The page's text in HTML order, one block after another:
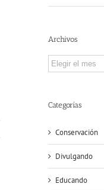
Archivos
Archivos
Categorías
Conservación
Divulgando
Educando